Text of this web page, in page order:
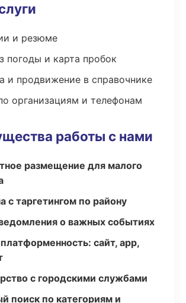
и резюме
погоды и карта пробок
и продвижение в справочнике
организациям и телефонам
работы с нами
размещение для малого
с таргетингом по району
о важных событиях
сайт, app,
с городскими службами
поиск по категориям и